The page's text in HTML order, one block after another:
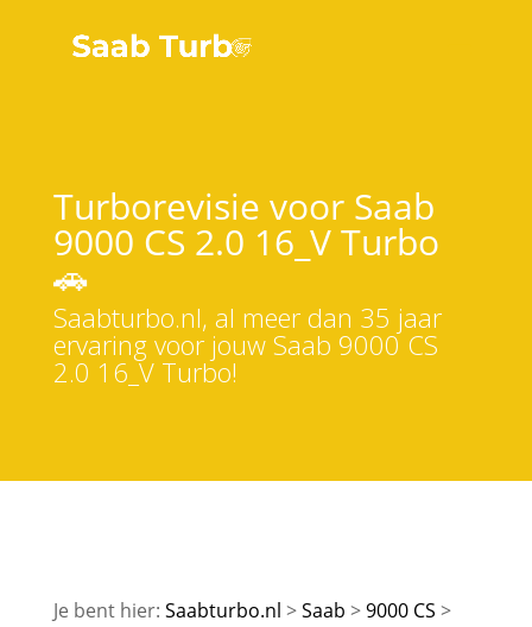
Turborevisie voor Saab
9000 CS 2.0 16_V Turbo
🚗
Saabturbo.nl, al meer dan 35 jaar
ervaring voor jouw Saab 9000 CS
2.0 16_V Turbo!
Saabturbo.nl Saab
9000 CS